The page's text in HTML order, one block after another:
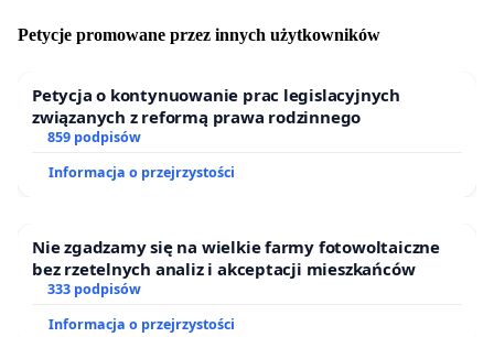
Petycje promowane przez innych użytkowników
Petycja o kontynuowanie prac legislacyjnych
związanych z reformą prawa rodzinnego
859 podpisów
Informacja o przejrzystości
Nie zgadzamy się na wielkie farmy fotowoltaiczne
bez rzetelnych analiz i akceptacji mieszkańców
333 podpisów
Informacja o przejrzystości